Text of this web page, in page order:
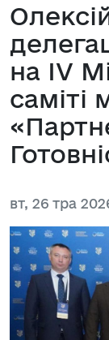
на IV
саміті
вт, 26 тра